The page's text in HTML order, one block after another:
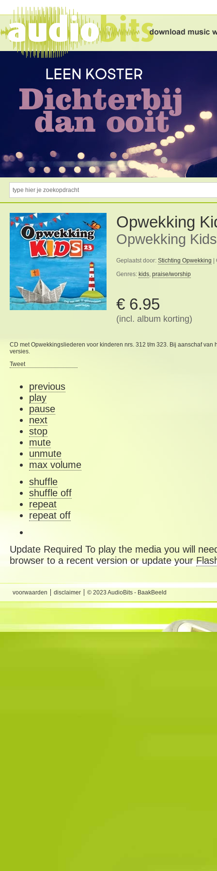
Opwekking
Opwekking Kids
Geplaatst door: Stichting Opwekking
Genres: kids, praise/worship
€ 6.95
(incl. album korting)
CD met Opwekkingsliederen voor kinderen nrs. 312 t/m 323. Bij aanschaf
versies.
Tweet
previous
play
pause
next
stop
mute
unmute
max volume
shuffle
shuffle off
repeat
repeat off
Update Required To play the media you will
browser to a recent version or update your
voorwaarden disclaimer © 2023 AudioBits - BaakBeeld